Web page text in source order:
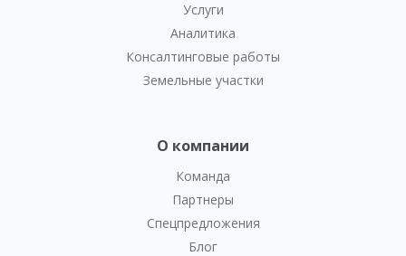
Услуги
Аналитика
Консалтинговые работы
Земельные участки
О компании
Команда
Партнеры
Спецпредложения
Блог